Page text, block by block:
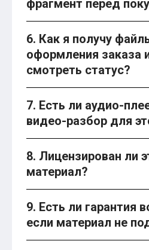
фрагмент перед
6. Как я получу
оформления заказа
смотреть статус?
7. Есть ли аудио-
видео-разбор для
8. Лицензирован ли
материал?
9. Есть ли гарантия
если материал не